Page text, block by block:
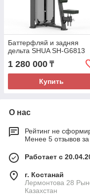
Баттерфляй и задняя
дельта SHUA SH-G6813
1 280 000 ₸
Купить
О нас
Рейтинг не
Менее 5 отзывов
Работает с
г. Костанай
Лермонтова 28
Казахстан